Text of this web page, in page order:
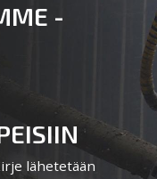
-
lähetetään